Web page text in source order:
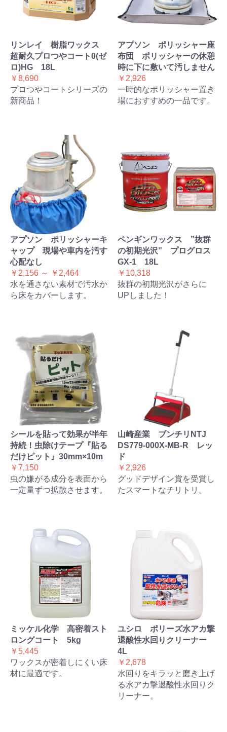
リンレイ 樹脂ワックス
超耐久プロつやコート0(ゼ
ロ)HG 18L
￥8,690
プロつやコートシリーズの
新商品！
アプソン ポリッシャー座
布団 ポリッシャーの休憩
時に下に敷いて汚しません
￥2,926
一時的なポリッシャー置き
場におすすめの一品です。
アプソン ポリッシャーキ
ャップ 現場や車内を汚す
心配なし
￥2,156 ～ ￥2,464
水を通さない素材で汚水か
ら床をカバーします。
ペンギンワックス ”抜群
の初期光沢” プログロス
GX-1 18L
￥10,318
抜群の初期光沢がさらに
UPしました！
シールを貼って効果が半年
持続！虫除けテープ『貼る
だけピット』30mm×10m
￥7,150
虫の嫌がる成分を表面から
一定量ずつ拡散させます。
山崎産業 ブンチリNTJ
DS779-000X-MB-R レッ
ド
￥2,926
グッドデザイン賞を受賞し
たスマートなチリトリ。
ミッケル化学 高密着スト
ロングコート 5kg
￥5,445
ワックスが密着しにくい床
材に最適です。
ユシロ ポリーズ水アカ撃
退酸性水回りクリーナー
4L
￥2,678
水回りをキラッと磨き上げ
る水アカ撃退酸性水回りク
リーナー。